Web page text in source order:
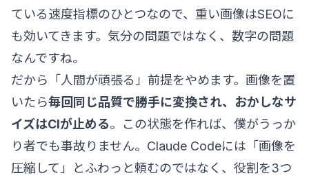
ている速度指標のひとつなので、重い画像はSEOに
も効いてきます。気分の問題ではなく、数字の問題
なんですね。
だから「人間が頑張る」前提をやめます。画像を置
いたら毎回同じ品質で勝手に変換され、おかしなサ
イズはCIが止める。この状態を作れば、僕がうっか
り者でも事故りません。Claude Codeには「画像を
圧縮して」とふわっと頼むのではなく、役割を3つ